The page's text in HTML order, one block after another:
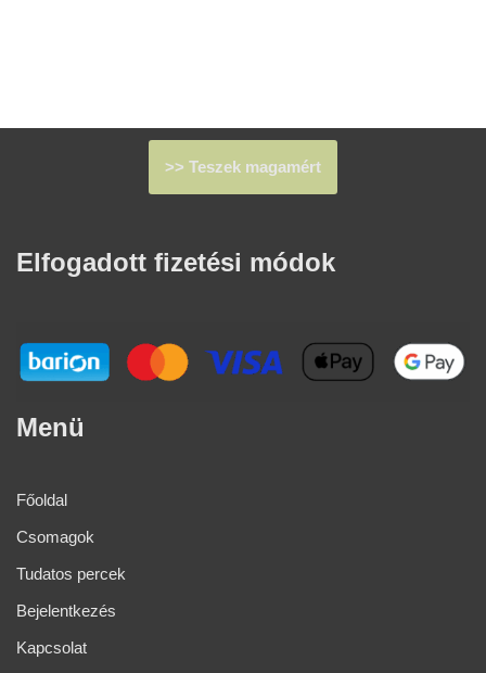
>> Teszek magamért
Elfogadott fizetési módok​
Menü
Főoldal
Csomagok
Tudatos percek
Bejelentkezés
Kapcsolat